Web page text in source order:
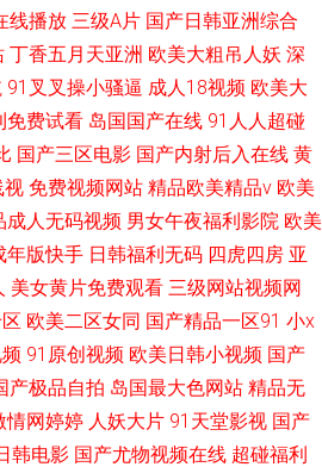
线播放 三级A片 国产日韩亚洲综合
丁香五月天亚洲 欧美大粗吊人妖 深
91叉叉操小骚逼 成人18视频 欧美大
免费试看 岛国国产在线 91人人超碰
国产三区电影 国产内射后入在线 黄
视 免费视频网站 精品欧美精品v 欧美
成人无码视频 男女午夜福利影院 欧美
年版快手 日韩福利无码 四虎四房 亚
美女黄片免费观看 三级网站视频网
欧美二区女同 国产精品一区91 小x
91原创视频 欧美日韩小视频 国产
产极品自拍 岛国最大色网站 精品无
情网婷婷 人妖大片 91天堂影视 国产
韩电影 国产尤物视频在线 超碰福利